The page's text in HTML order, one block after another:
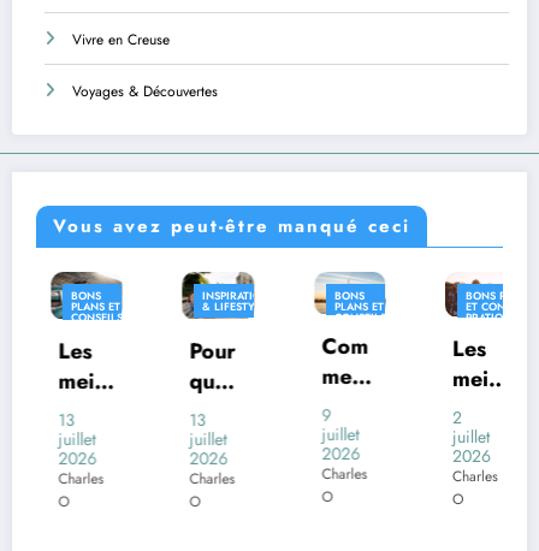
Vivre en Creuse
Voyages & Découvertes
Vous avez peut-être manqué ceci
INSPIRATION
& LIFESTYLE
Pour
quoi
nes
com
juillet
2026
Charles
BONS
PLANS ET
CONSEILS
Com
ment
ger
en
juillet
2026
Charles
BONS PLANS
ET CONSEILS
PRATIQUES
INSPIRATION
& LIFESTYLE
Les
meill
desti
natio
juillet
2026
Charles
&
Où
vivre
Franc
e
juin
2026
Charles